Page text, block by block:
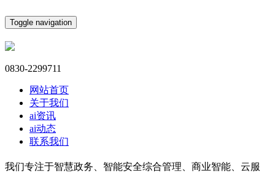
Toggle navigation
0830-2299711
网站首页
关于我们
ai资讯
ai动态
联系我们
我们专注于智慧政务、智能安全综合管理、商业智能、云服